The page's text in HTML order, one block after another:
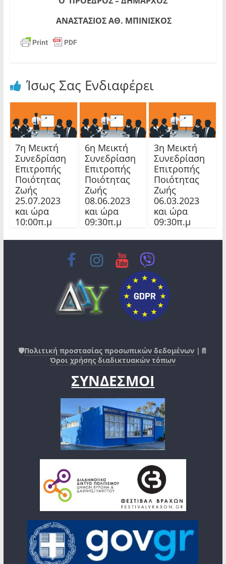
ΑΝΑΣΤΑΣΙΟΣ ΑΘ. ΜΠΙΝΙΣΚΟΣ
Ίσως Σας Ενδιαφέρει
7η Μεικτή
Συνεδρίαση
Επιτροπής
Ποιότητας
Ζωής
25.07.2023
και ώρα
10:00π.μ
6η Μεικτή
Συνεδρίαση
Επιτροπής
Ποιότητας
Ζωής
08.06.2023
και ώρα
09:30π.μ
3η Μεικτή
Συνεδρίαση
Επιτροπής
Ποιότητας
Ζωής
06.03.2023
και ώρα
09:30π.μ
🛡️Πολιτική προστασίας προσωπικών δεδομένων |📄
Όροι χρήσης διαδικτυακών τόπων
ΣΥΝΔΕΣΜΟΙ